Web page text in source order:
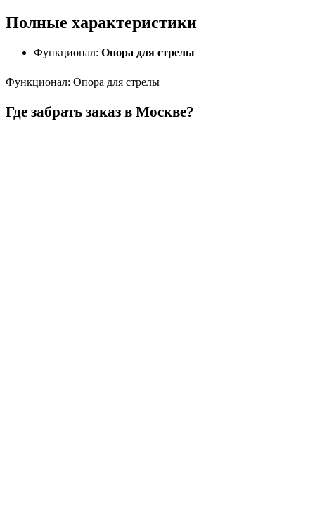
Полные характеристики
Функционал: Опора для стрелы
Функционал: Опора для стрелы
Где забрать заказ в Москве?